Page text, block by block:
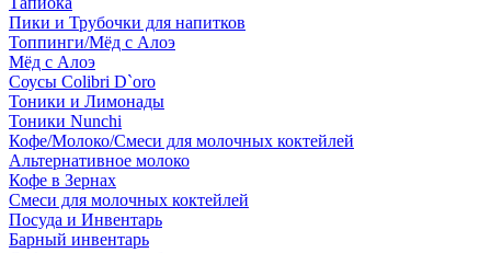
Пики и Трубочки для напитков
Топпинги/Мёд с Алоэ
Мёд с Алоэ
Соусы Colibri D`oro
Тоники и Лимонады
Тоники Nunchi
Кофе/Молоко/Смеси для молочных коктейлей
Альтернативное молоко
Кофе в Зернах
Смеси для молочных коктейлей
Посуда и Инвентарь
Барный инвентарь